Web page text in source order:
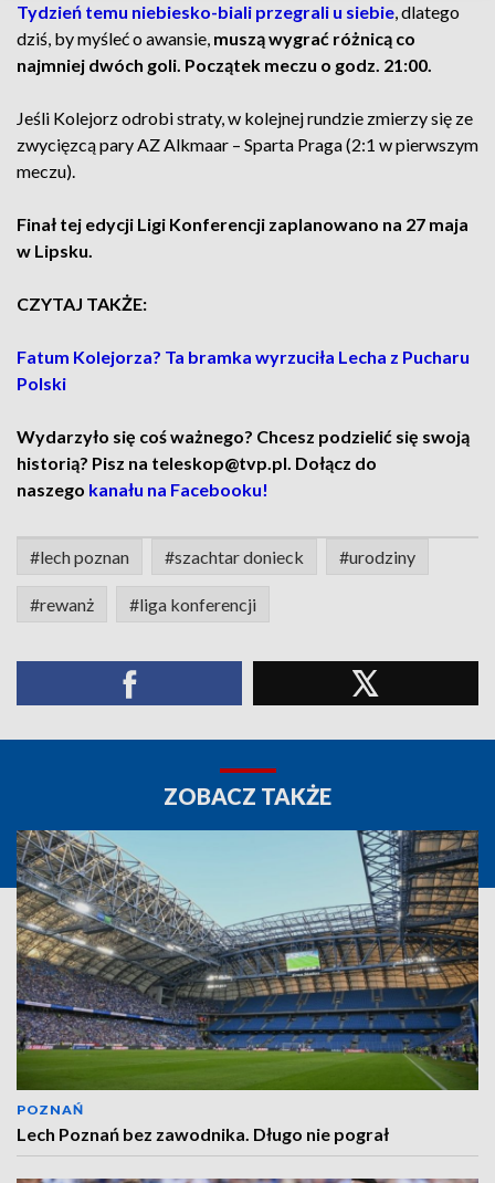
Tydzień temu niebiesko-biali przegrali u siebie, dlatego
dziś, by myśleć o awansie, muszą wygrać różnicą co
najmniej dwóch goli. Początek meczu o godz. 21:00.
Jeśli Kolejorz odrobi straty, w kolejnej rundzie zmierzy się ze
zwycięzcą pary AZ Alkmaar – Sparta Praga (2:1 w pierwszym
meczu).
Finał tej edycji Ligi Konferencji zaplanowano na 27 maja
w Lipsku.
CZYTAJ TAKŻE:
Fatum Kolejorza? Ta bramka wyrzuciła Lecha z Pucharu
Polski
Wydarzyło się coś ważnego? Chcesz podzielić się swoją
historią? Pisz na teleskop@tvp.pl. Dołącz do
naszego kanału na Facebooku!
#lech poznan #szachtar donieck #urodziny
#rewanż #liga konferencji
ZOBACZ TAKŻE
POZNAŃ
Lech Poznań bez zawodnika. Długo nie pograł